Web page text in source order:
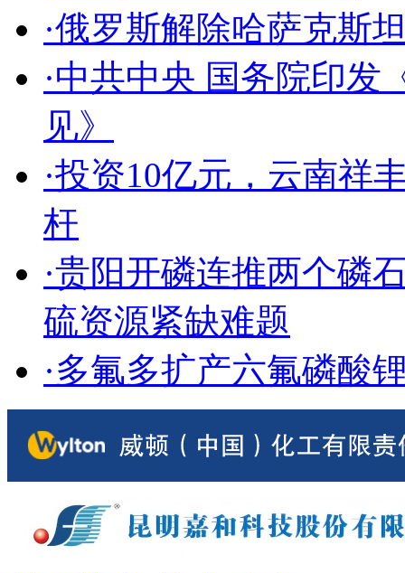
·俄罗斯解除哈萨克斯
·中共中央 国务院印发
见》
·投资10亿元，云南祥
杆
·贵阳开磷连推两个磷
硫资源紧缺难题
·多氟多扩产六氟磷酸